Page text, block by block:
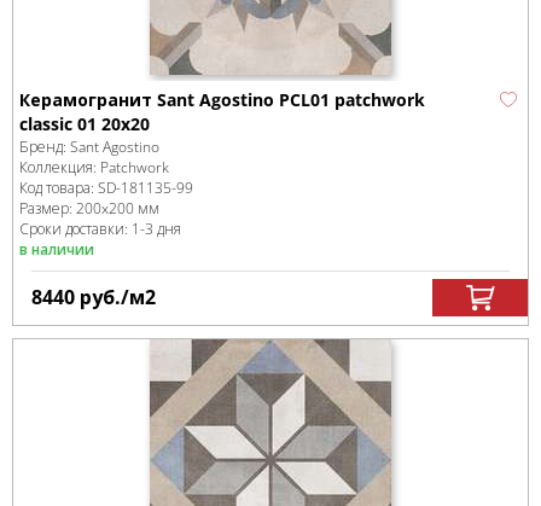
Керамогранит Sant Agostino PCL01 patchwork
classic 01 20x20
Бренд: Sant Agostino
Коллекция: Patchwork
Код товара: SD-181135-99
Размер: 200x200 мм
Сроки доставки: 1-3 дня
в наличии
8440 руб./м2